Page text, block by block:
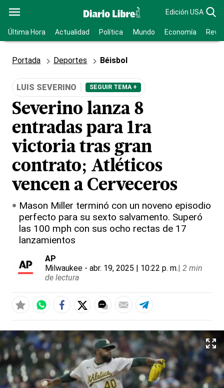
Edición USA
Última Hora Actualidad Política Mundo Economía
Portada Deportes Béisbol
LUIS SEVERINO SEGUIR TEMA +
Severino lanza 8
entradas para 1ra
victoria tras gran
contrato; Atléticos
vencen a Cerveceros
Mason Miller terminó con un noveno episodio
perfecto para su sexto salvamento. Superó
las 100 mph con sus ocho rectas de 17
lanzamientos
AP
Milwaukee - abr. 19, 2025 | 10:22 p. m.| 2 min
de lectura